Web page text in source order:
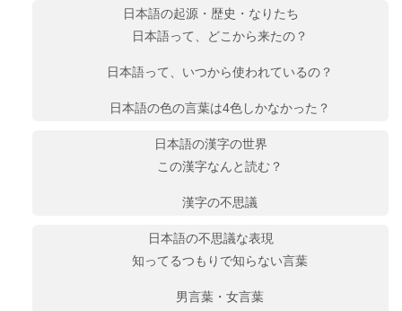
日本語の起源・歴史・なりたち
日本語って、どこから来たの？
日本語って、いつから使われているの？
日本語の色の言葉は4色しかなかった？
日本語の漢字の世界
この漢字なんと読む？
漢字の不思議
日本語の不思議な表現
知ってるつもりで知らない言葉
男言葉・女言葉